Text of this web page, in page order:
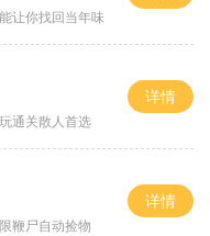
让你找回当年味
通关散人首选
详情
鞭尸自动捡物
详情